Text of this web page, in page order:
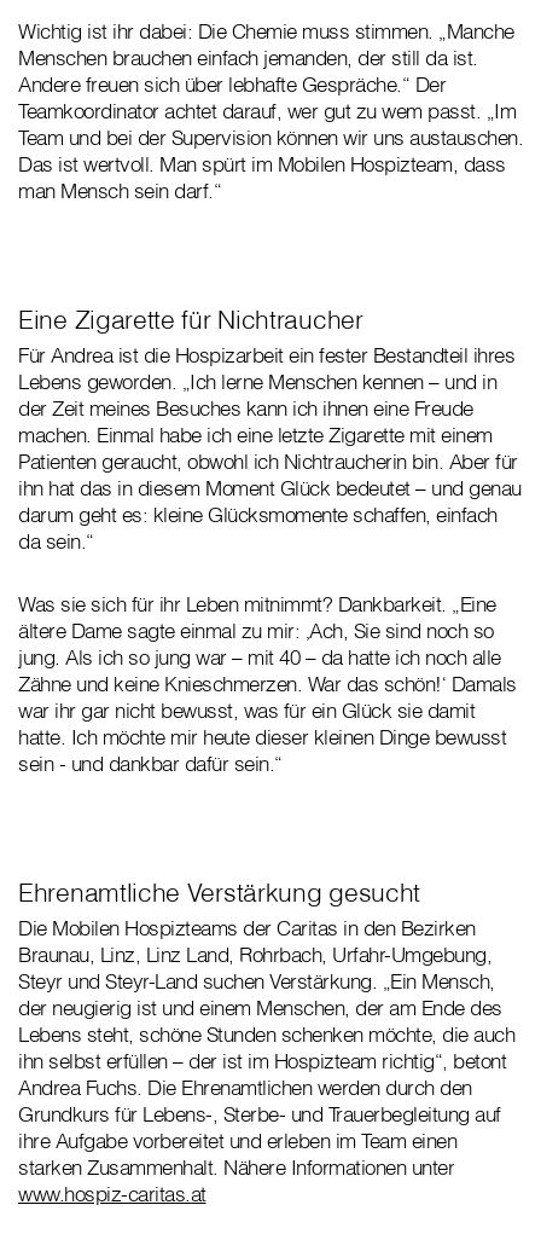
Wichtig ist ihr dabei: Die Chemie muss stimmen. „Manche
Menschen brauchen einfach jemanden, der still da ist.
Andere freuen sich über lebhafte Gespräche.“ Der
Teamkoordinator achtet darauf, wer gut zu wem passt. „Im
Team und bei der Supervision können wir uns austauschen.
Das ist wertvoll. Man spürt im Mobilen Hospizteam, dass
man Mensch sein darf.“
Eine Zigarette für Nichtraucher
Für Andrea ist die Hospizarbeit ein fester Bestandteil ihres
Lebens geworden. „Ich lerne Menschen kennen – und in
der Zeit meines Besuches kann ich ihnen eine Freude
machen. Einmal habe ich eine letzte Zigarette mit einem
Patienten geraucht, obwohl ich Nichtraucherin bin. Aber für
ihn hat das in diesem Moment Glück bedeutet – und genau
darum geht es: kleine Glücksmomente schaffen, einfach
da sein.“
Was sie sich für ihr Leben mitnimmt? Dankbarkeit. „Eine
ältere Dame sagte einmal zu mir: ‚Ach, Sie sind noch so
jung. Als ich so jung war – mit 40 – da hatte ich noch alle
Zähne und keine Knieschmerzen. War das schön!‘ Damals
war ihr gar nicht bewusst, was für ein Glück sie damit
hatte. Ich möchte mir heute dieser kleinen Dinge bewusst
sein - und dankbar dafür sein.“
Ehrenamtliche Verstärkung gesucht
Die Mobilen Hospizteams der Caritas in den Bezirken
Braunau, Linz, Linz Land, Rohrbach, Urfahr-Umgebung,
Steyr und Steyr-Land suchen Verstärkung. „Ein Mensch,
der neugierig ist und einem Menschen, der am Ende des
Lebens steht, schöne Stunden schenken möchte, die auch
ihn selbst erfüllen – der ist im Hospizteam richtig“, betont
Andrea Fuchs. Die Ehrenamtlichen werden durch den
Grundkurs für Lebens-, Sterbe- und Trauerbegleitung auf
ihre Aufgabe vorbereitet und erleben im Team einen
starken Zusammenhalt. Nähere Informationen unter
www.hospiz-caritas.at